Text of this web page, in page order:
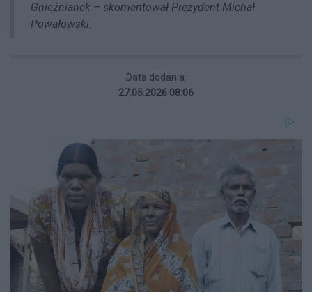
Gnieźnianek – skomentował Prezydent Michał
Powałowski.
Data dodania:
27.05.2026 08:06